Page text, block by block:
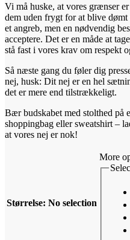
Vi må huske, at vores grænser
dem uden frygt for at blive
et angreb, men en nødvendig
acceptere. Det er en måde at
stå fast i vores krav om respekt
Så næste gang du føler dig
nej, husk: Dit nej er en hel
det er mere end tilstrækkeligt.
Bær budskabet med stolthed på
shoppingbag eller sweatshirt –
at vores nej er nok!
Størrelse: No selection
More